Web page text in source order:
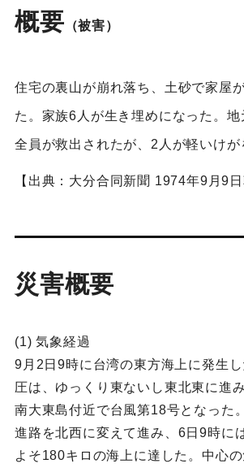
概要 （被害）
住宅の裏山が崩れ落ち、土砂で家屋
た。家族6人が生き埋めになった。地
全員が救出されたが、2人が軽いけが
【出典：大分合同新聞 1974年9月9日
災害概要
(1) 気象経過
9月2日9時に台湾の東方海上に発生
圧は、ゆっくり東ないし東北東に進
南大東島付近で台風第18号となった
進路を北西に変えて進み、6日9時に
よそ180キロの海上に達した。中心